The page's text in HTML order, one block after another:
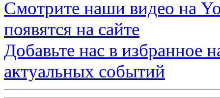
Смотрите наши видео на
появятся на сайте
Добавьте нас в избранное
актуальных событий